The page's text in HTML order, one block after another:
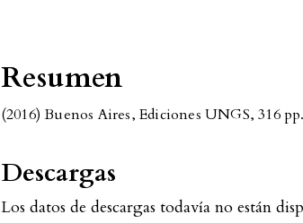
Resumen
(2016) Buenos Aires, Ediciones UNGS, 316 pp.
Descargas
Los datos de descargas todavía no están